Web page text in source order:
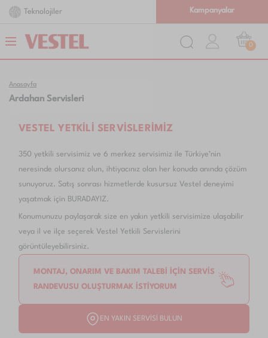
Teknolojiler Kampanyalar
0
Anasayfa
Ardahan Servisleri
VESTEL YETKİLİ SERVİSLERİMİZ
350 yetkili servisimiz ve 6 merkez servisimiz ile Türkiye’nin
neresinde olursanız olun, ihtiyacınız olan her konuda anında çözüm
sunuyoruz. Satış sonrası hizmetlerde kusursuz Vestel deneyimi
yaşatmak için BURADAYIZ.
Konumunuzu paylaşarak size en yakın yetkili servisimize ulaşabilir
veya il ve ilçe seçerek Vestel Yetkili Servislerini
görüntüleyebilirsiniz.
MONTAJ, ONARIM VE BAKIM TALEBİ İÇİN SERVİS
RANDEVUSU OLUŞTURMAK İSTİYORUM
EN YAKIN SERVİSİ BULUN